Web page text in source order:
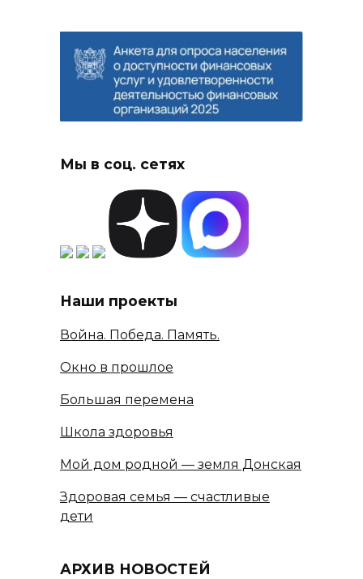
Мы в соц. сетях
Наши проекты
Война. Победа. Память.
Окно в прошлое
Большая перемена
Школа здоровья
Мой дом родной — земля Донская
Здоровая семья — счастливые
дети
АРХИВ НОВОСТЕЙ